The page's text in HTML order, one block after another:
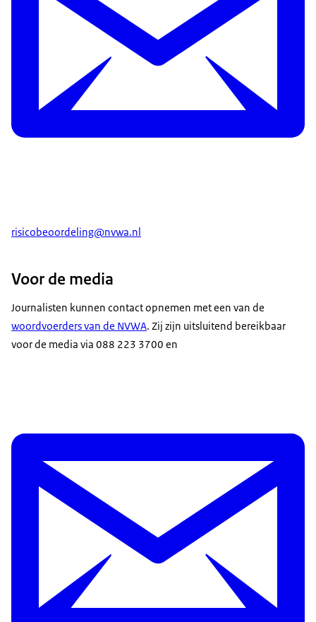
risicobeoordeling@nvwa.nl
Voor de media
Journalisten kunnen contact opnemen met een van de
woordvoerders van de NVWA. Zij zijn uitsluitend bereikbaar
voor de media via 088 223 3700 en